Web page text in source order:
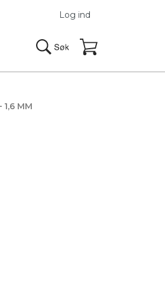
Log ind
1,6 MM